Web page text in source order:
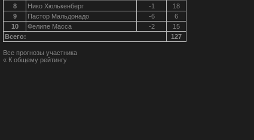
8
Нико Хюлькенберг -1
18
9
Пастор Мальдонадо -6
6
10
Фелипе Масса -2
15
Всего:
127
Все прогнозы участника
« К общему рейтингу